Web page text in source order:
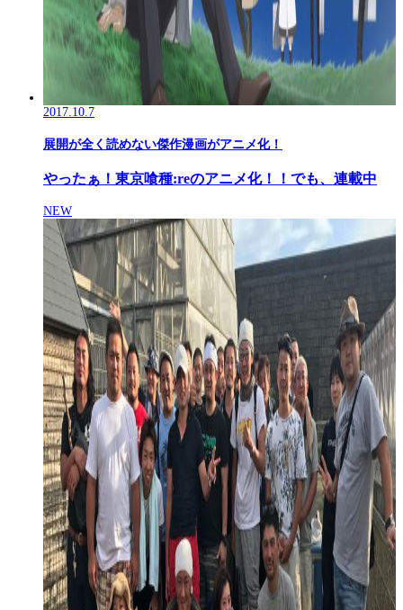
2017.10.7
展開が全く読めない傑作漫画がアニメ化！
やったぁ！東京喰種:reのアニメ化！！でも、連載中
NEW